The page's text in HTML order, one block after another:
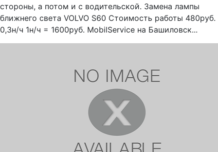
стороны, а потом и с водительской. Замена лампы
ближнего света VOLVO S60 Стоимость работы 480руб.
0,3н/ч 1н/ч = 1600руб. MobilService на Башиловск...